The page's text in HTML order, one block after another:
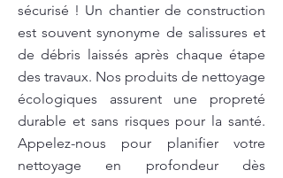
sécurisé ! Un chantier de construction
est souvent synonyme de salissures et
de débris laissés après chaque étape
des travaux. Nos produits de nettoyage
écologiques assurent une propreté
durable et sans risques pour la santé.
Appelez-nous pour planifier votre
nettoyage en profondeur dès